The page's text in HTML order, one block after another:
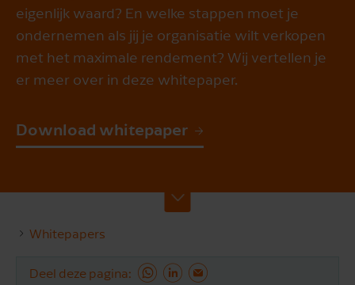
eigenlijk waard? En welke stappen moet je
ondernemen als jij je organisatie wilt verkopen
met het maximale rendement? Wij vertellen je
er meer over in deze whitepaper.
Download whitepaper
Whitepapers
Deel deze pagina